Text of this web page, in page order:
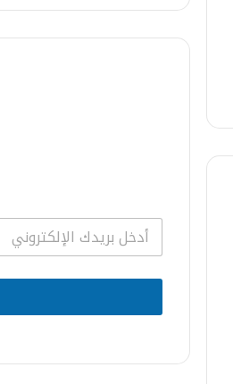
E
a
i
*